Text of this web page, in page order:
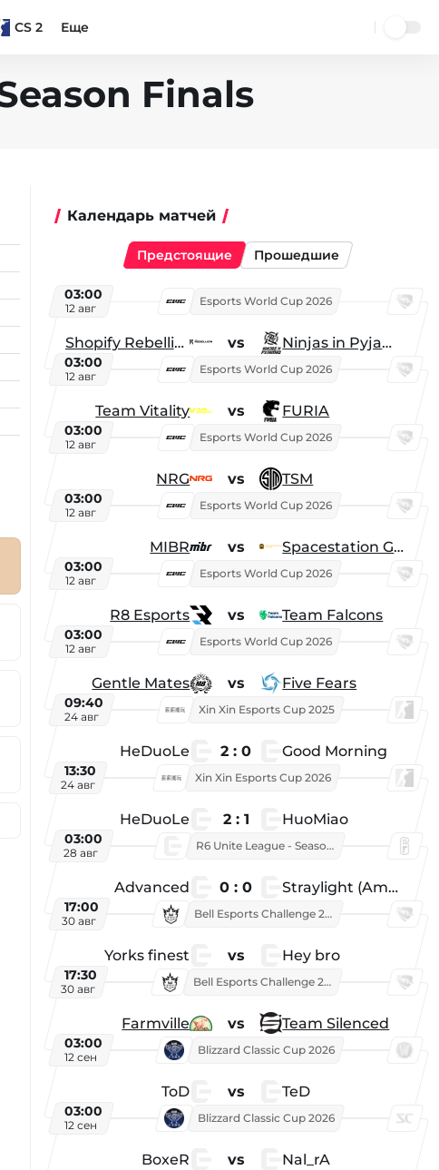
CS 2 Еще
Finals
Календарь матчей
Предстоящие Прошедшие
03:00
12 авг
Esports World Cup 2026
Shopify Rebellion vs Ninjas in Pyjamas
03:00
12 авг
Esports World Cup 2026
Team Vitality vs FURIA
03:00
12 авг
Esports World Cup 2026
NRG vs TSM
03:00
12 авг
Esports World Cup 2026
MIBR vs Spacestation Gaming
03:00
12 авг
Esports World Cup 2026
R8 Esports vs Team Falcons
03:00
12 авг
Esports World Cup 2026
Gentle Mates vs Five Fears
09:40
24 авг
Xin Xin Esports Cup 2025
HeDuoLe 2 : 0 Good Morning
13:30
24 авг
Xin Xin Esports Cup 2026
HeDuoLe 2 : 1 HuoMiao
03:00
28 авг
R6 Unite League - Season 1
Advanced 0 : 0 Straylight (American team)
17:00
30 авг
Bell Esports Challenge 2026
Yorks finest vs Hey bro
17:30
30 авг
Bell Esports Challenge 2026
Farmville vs Team Silenced
03:00
12 сен
Blizzard Classic Cup 2026
ToD vs TeD
03:00
12 сен
Blizzard Classic Cup 2026
BoxeR vs Nal_rA